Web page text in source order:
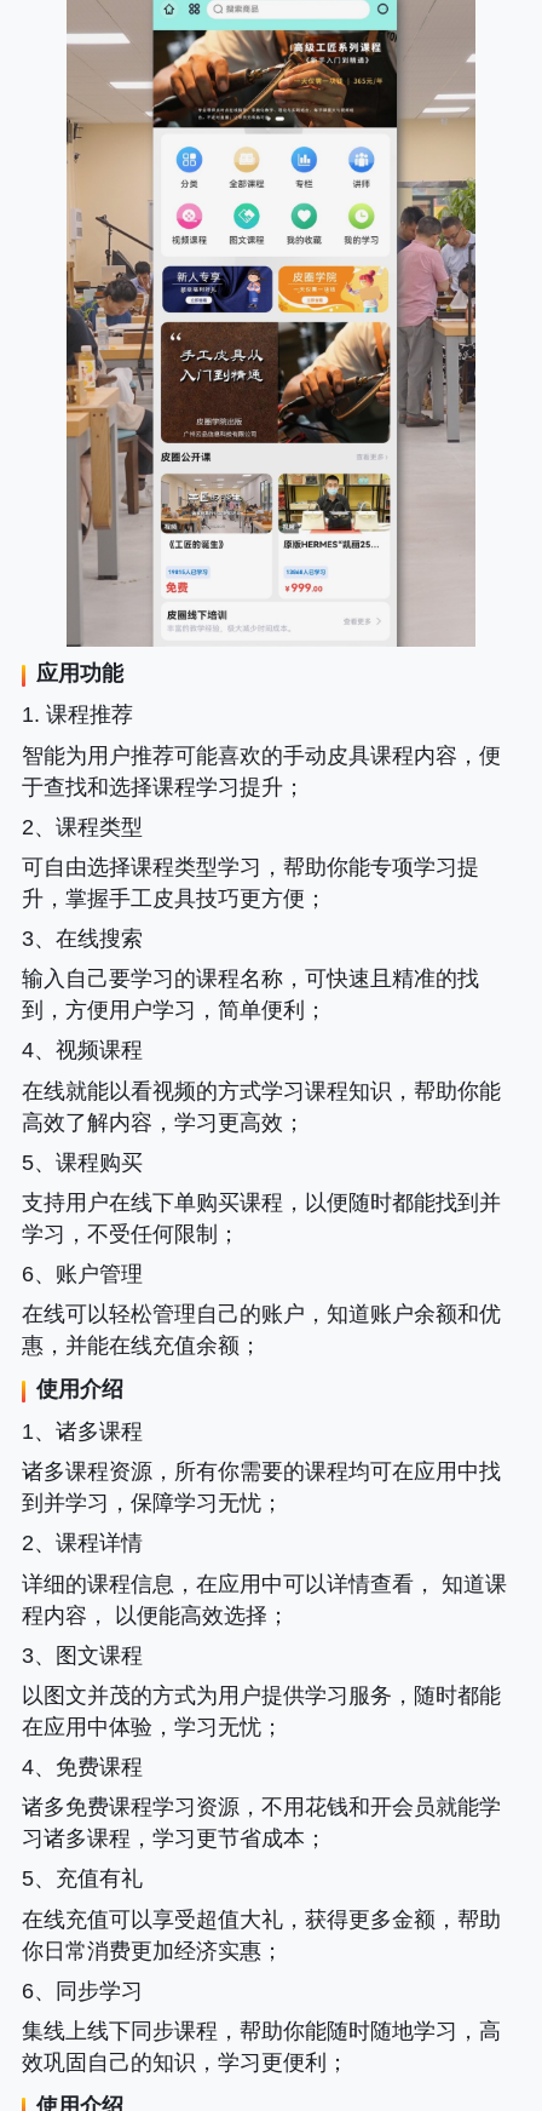
应用功能
1. 课程推荐
智能为用户推荐可能喜欢的手动皮具课程内容，便
于查找和选择课程学习提升；
2、课程类型
可自由选择课程类型学习，帮助你能专项学习提
升，掌握手工皮具技巧更方便；
3、在线搜索
输入自己要学习的课程名称，可快速且精准的找
到，方便用户学习，简单便利；
4、视频课程
在线就能以看视频的方式学习课程知识，帮助你能
高效了解内容，学习更高效；
5、课程购买
支持用户在线下单购买课程，以便随时都能找到并
学习，不受任何限制；
6、账户管理
在线可以轻松管理自己的账户，知道账户余额和优
惠，并能在线充值余额；
使用介绍
1、诸多课程
诸多课程资源，所有你需要的课程均可在应用中找
到并学习，保障学习无忧；
2、课程详情
详细的课程信息，在应用中可以详情查看， 知道课
程内容， 以便能高效选择；
3、图文课程
以图文并茂的方式为用户提供学习服务，随时都能
在应用中体验，学习无忧；
4、免费课程
诸多免费课程学习资源，不用花钱和开会员就能学
习诸多课程，学习更节省成本；
5、充值有礼
在线充值可以享受超值大礼，获得更多金额，帮助
你日常消费更加经济实惠；
6、同步学习
集线上线下同步课程，帮助你能随时随地学习，高
效巩固自己的知识，学习更便利；
使用介绍